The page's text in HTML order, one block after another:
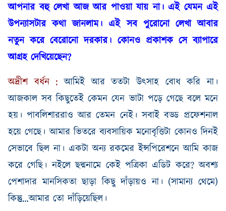
আপনার বহু লেখা আজ আর পাওয়া যায় না। এই যেমন এই
উপন্যাসটার কথা জানলাম। এইসব পুরোনো লেখা আবার
নতুন করে বেরোনো দরকার। কোনও প্রকাশক সে ব্যাপারে
আগ্রহ দেখিয়েছেন?
অদ্রীশ বর্ধন :আমিই আর ততটা উৎসাহ বোধ করি না।
আজকাল সব কিছুতেই কেমন যেন ভাটা পড়ে গেছে বলে মনে
হয়। পাবলিশাররাও আর তেমন নেই। সবাই বড্ড প্রফেশনাল
হয়ে গেছে। আমার ভিতরে ব্যবসায়িক মনোবৃত্তিটা কোনও দিনই
সেভাবে ছিল না। একটা অন্য রকমের ইন্সপিরেশনে আমি কাজ
করে গেছি। নইলে ছদ্মনামে কেই পত্রিকা এডিট করে?অবশ্য
পেশাদার মানসিকতা ছাড়া কিছু দাঁড়ায়ও না। (সামান্য থেমে)
কিন্তু…আমার তো দাঁড়িয়েছিল।